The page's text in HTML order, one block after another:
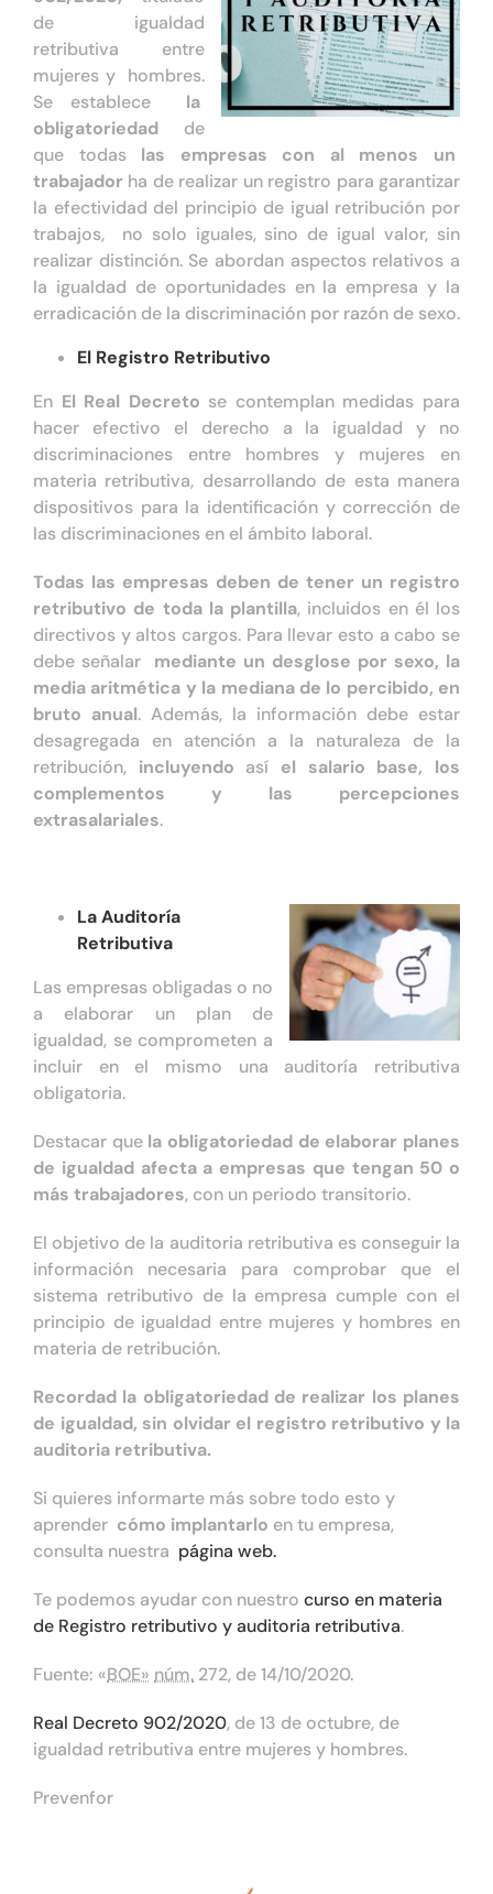
Tienda online
Contacto
de igualdad
retributiva entre
mujeres y hombres.
Se establece la
obligatoriedad de
que todaslas empresas con al menos un
trabajador ha de realizar un registro para garantizar
la efectividad del principio de igual retribución por
trabajos, no solo iguales, sino de igual valor, sin
realizar distinción. Se abordan aspectos relativos a
la igualdad de oportunidades en la empresa y la
erradicación de la discriminación por razón de sexo.
El Registro Retributivo
En El Real Decreto se contemplan medidas para
hacer efectivo el derecho a la igualdad y no
discriminaciones entre hombres y mujeres en
materia retributiva, desarrollando de esta manera
dispositivos para la identificación y corrección de
las discriminaciones en el ámbito laboral.
Todas las empresas deben de tener un registro
retributivo de toda la plantilla, incluidos en él los
directivos y altos cargos. Para llevar esto a cabo se
debe señalar mediante un desglose por sexo, la
media aritmética y la mediana de lo percibido, en
bruto anual. Además, la información debe estar
desagregada en atención a la naturaleza de la
retribución, incluyendo así el salario base, los
complementos y las percepciones
extrasalariales.
La Auditoría
Retributiva
Las empresas obligadas o no
a elaborar un plan de
igualdad, se comprometen a
incluir en el mismo una auditoría retributiva
obligatoria.
Destacar que la obligatoriedad de elaborar planes
de igualdad afecta a empresas que tengan 50 o
más trabajadores, con un periodo transitorio.
El objetivo de la auditoria retributiva es conseguir la
información necesaria para comprobar que el
sistema retributivo de la empresa cumple con el
principio de igualdad entre mujeres y hombres en
materia de retribución.
Recordad la obligatoriedad de realizar los planes
de igualdad, sin olvidar el registro retributivo y la
auditoria retributiva.
Si quieres informarte más sobre todo esto y
aprender cómo implantarlo en tu empresa,
consulta nuestra página web.
Te podemos ayudar con nuestro curso en materia
de Registro retributivo y auditoria retributiva.
Fuente: «BOE» núm. 272, de 14/10/2020.
Real Decreto 902/2020, de 13 de octubre, de
igualdad retributiva entre mujeres y hombres.
Prevenfor